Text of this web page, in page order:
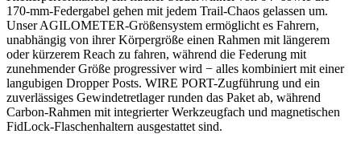
170-mm-Federgabel gehen mit jedem Trail-Chaos gelassen um.
Unser AGILOMETER-Größensystem ermöglicht es Fahrern,
unabhängig von ihrer Körpergröße einen Rahmen mit längerem
oder kürzerem Reach zu fahren, während die Federung mit
zunehmender Größe progressiver wird − alles kombiniert mit einer
langubigen Dropper Posts. WIRE PORT-Zugführung und ein
zuverlässiges Gewindetretlager runden das Paket ab, während
Carbon-Rahmen mit integrierter Werkzeugfach und magnetischen
FidLock-Flaschenhaltern ausgestattet sind.